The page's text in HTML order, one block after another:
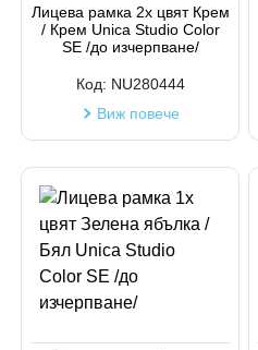
Лицева рамка 2х цвят Крем
/ Крем Unica Studio Color
SE /до изчерпване/
Код: NU280444
Виж повече